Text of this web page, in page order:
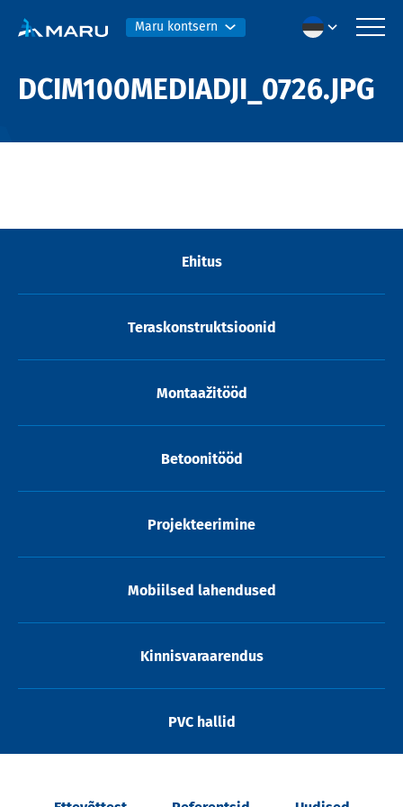
Maru kontsern
DCIM100MEDIADJI_0726.JPG
Ehitus
Teraskonstruktsioonid
Montaažitööd
Betoonitööd
Projekteerimine
Mobiilsed lahendused
Kinnisvaraarendus
PVC hallid